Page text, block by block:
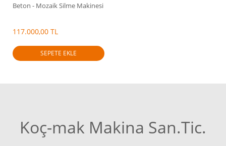
Beton - Mozaik Silme Makinesi
117.000,00 TL
SEPETE EKLE
Koç-mak Makina San.Tic.